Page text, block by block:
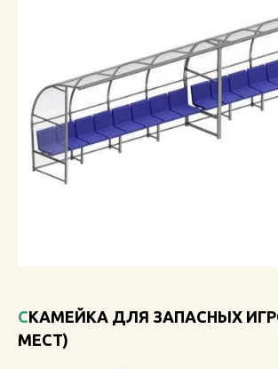
КАТАЛОГ ТОВАРОВ
ОБЗОРЫ
СКАМЕЙКА ДЛЯ ЗАПАСНЫХ ИГРОКОВ (15
МЕСТ)